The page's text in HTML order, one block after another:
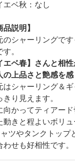
ベ秋：なし
品説明】
のシャーリングで
す。
エベ春】さんと相
の上品さと艶感を
はシャーリング＆
きり見えます。
向かってティアー
動きと程よいボリュ
ツやタンクトップ
わせも好相性です。